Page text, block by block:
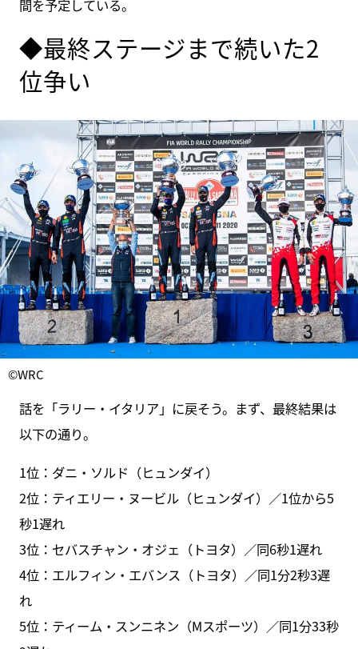
間を予定している。
◆最終ステージまで続いた2
位争い
©WRC
話を「ラリー・イタリア」に戻そう。まず、最終結果は
以下の通り。
1位：ダニ・ソルド（ヒュンダイ）
2位：ティエリー・ヌービル（ヒュンダイ）／1位から5
秒1遅れ
3位：セバスチャン・オジェ（トヨタ）／同6秒1遅れ
4位：エルフィン・エバンス（トヨタ）／同1分2秒3遅
れ
5位：ティーム・スンニネン（Mスポーツ）／同1分33秒